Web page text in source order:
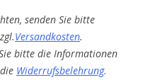
senden Sie bitte
Versandkosten.
bitte die Informationen
Widerrufsbelehrung.